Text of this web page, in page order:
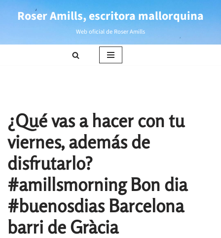
Roser Amills, escritora mallorquina
Web oficial de Roser Amills
¿Qué vas a hacer con tu
viernes, además de
disfrutarlo?
#amillsmorning Bon dia
#buenosdias Barcelona
barri de Gràcia